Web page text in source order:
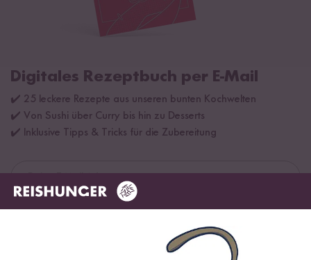
Digitales Rezeptbuch per E-Mail
✔️ 25 leckere Rezepte aus unseren bunten Kochwelten
✔️ Von Sushi über Curry bis hin zu Desserts
✔️ Inklusive Tipps & Tricks für die Zubereitung
*Das Digitale Rezeptbuch wird dir nach vollständiger Anmeldung zum Newsletter